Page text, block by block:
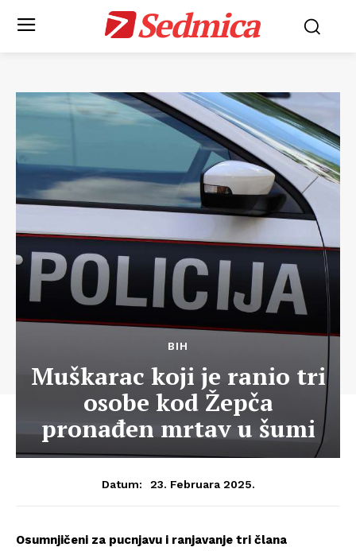
Sedmica
BIH
Muškarac koji je ranio tri
osobe kod Žepča
pronađen mrtav u šumi
Datum: 23. Februara 2025.
Osumnjičeni za pucnjavu i ranjavanje tri člana